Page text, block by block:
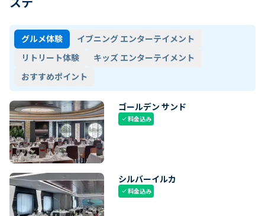
グルメ体験
イブニング エンターテイメント
リトリート体験
キッズ エンターテイメント
おすすめポイント
ゴールデン サンド
check料金込み
シルバーイルカ
check料金込み